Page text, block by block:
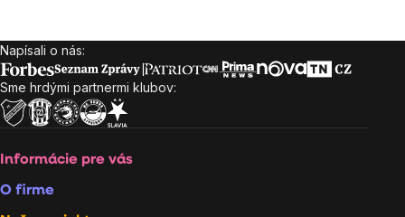
Zápätie
Napísali o nás:
Sme hrdými partnermi klubov:
Informácie pre vás
O firme